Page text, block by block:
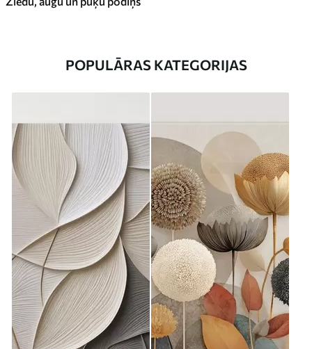
POPULĀRAS KATEGORIJAS